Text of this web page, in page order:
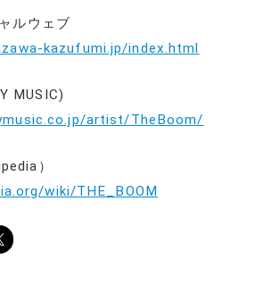
ルウェブ
kazufumi.jp/index.html
MUSIC)
artist/TheBoom/
）
wiki/THE_BOOM
ク
リ